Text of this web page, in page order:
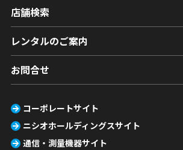
店舗検索
レンタルのご案内
お問合せ
コーポレートサイト
ニシオホールディングスサイト
通信・測量機器サイト